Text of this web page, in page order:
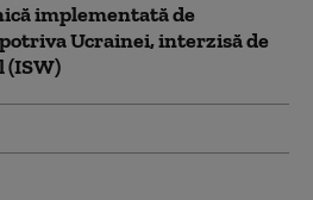
implementată de
Ucrainei, interzisă de